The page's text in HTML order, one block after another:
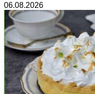
06.08.2026